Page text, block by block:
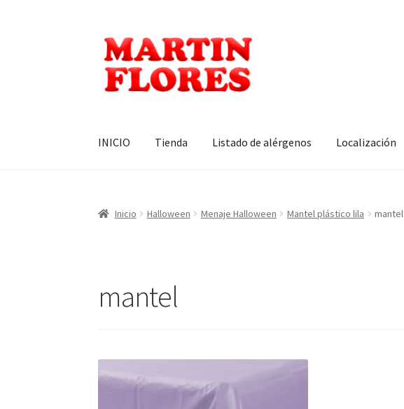
Ir
la
navegación
Ir
al
contenido
INICIO Tienda Listado de alérgenos Localización
Inicio Halloween Menaje Halloween Mantel plástico lila mantel
mantel